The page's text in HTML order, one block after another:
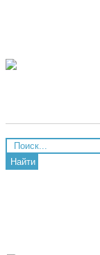
Найти